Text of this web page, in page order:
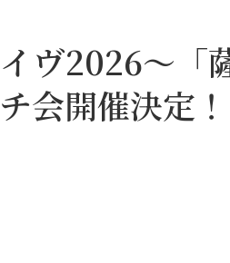
ヴ2026〜「
会開催決定！